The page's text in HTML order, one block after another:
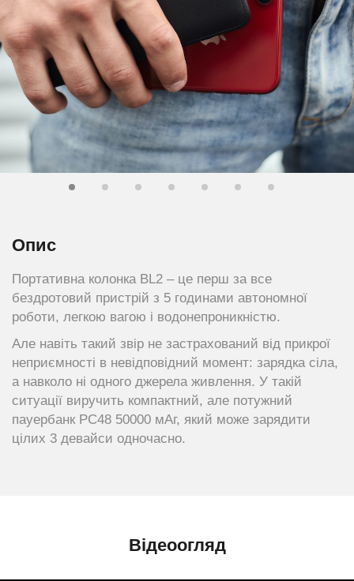
Опис
Портативна колонка BL2 – це перш за все
бездротовий пристрій з 5 годинами автономної
роботи, легкою вагою і водонепроникністю.
Але навіть такий звір не застрахований від прикрої
неприємності в невідповідний момент: зарядка сіла,
а навколо ні одного джерела живлення. У такій
ситуації виручить компактний, але потужний
пауербанк PC48 50000 мАг, який може зарядити
цілих 3 девайси одночасно.
Відеоогляд